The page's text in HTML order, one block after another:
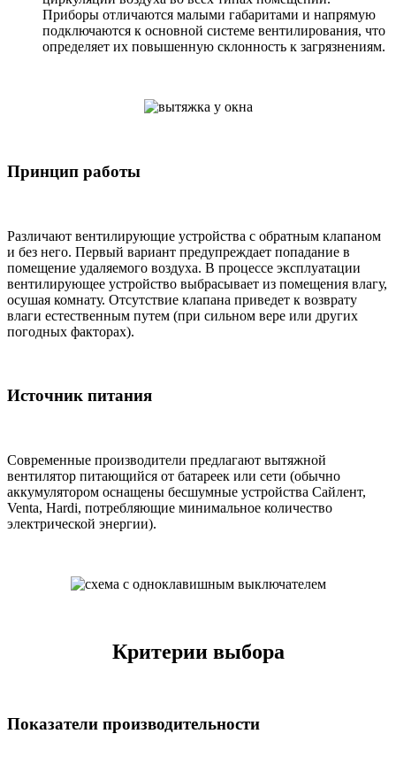
Приборы отличаются малыми габаритами и напрямую
подключаются к основной системе вентилирования, что
определяет их повышенную склонность к загрязнениям.
Принцип работы
Различают вентилирующие устройства с обратным клапаном
и без него. Первый вариант предупреждает попадание в
помещение удаляемого воздуха. В процессе эксплуатации
вентилирующее устройство выбрасывает из помещения влагу,
осушая комнату. Отсутствие клапана приведет к возврату
влаги естественным путем (при сильном вере или других
погодных факторах).
Источник питания
Современные производители предлагают вытяжной
вентилятор питающийся от батареек или сети (обычно
аккумулятором оснащены бесшумные устройства Сайлент,
Venta, Hardi, потребляющие минимальное количество
электрической энергии).
Критерии выбора
Показатели производительности